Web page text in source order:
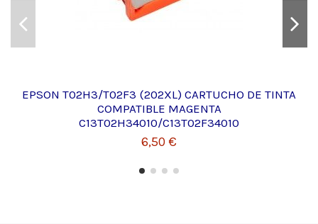
EPSON T02H3/T02F3 (202XL) CARTUCHO DE TINTA
COMPATIBLE MAGENTA
C13T02H34010/C13T02F34010
6,50 €